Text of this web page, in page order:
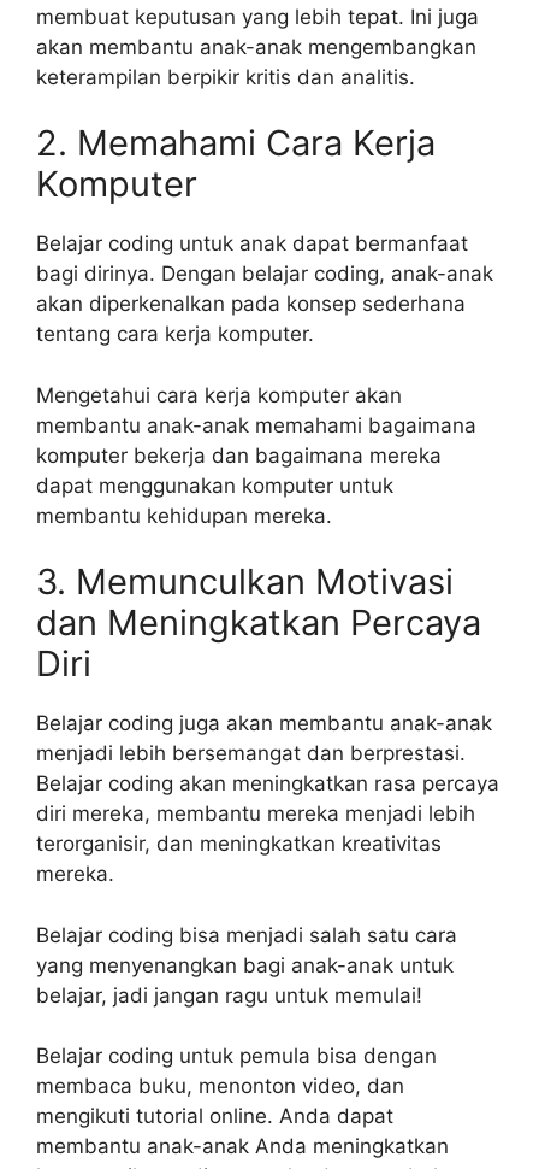
membuat keputusan yang lebih tepat. Ini juga
akan membantu anak-anak mengembangkan
keterampilan berpikir kritis dan analitis.
2. Memahami Cara Kerja
Komputer
Belajar coding untuk anak dapat bermanfaat
bagi dirinya. Dengan belajar coding, anak-anak
akan diperkenalkan pada konsep sederhana
tentang cara kerja komputer.
Mengetahui cara kerja komputer akan
membantu anak-anak memahami bagaimana
komputer bekerja dan bagaimana mereka
dapat menggunakan komputer untuk
membantu kehidupan mereka.
3. Memunculkan Motivasi
dan Meningkatkan Percaya
Diri
Belajar coding juga akan membantu anak-anak
menjadi lebih bersemangat dan berprestasi.
Belajar coding akan meningkatkan rasa percaya
diri mereka, membantu mereka menjadi lebih
terorganisir, dan meningkatkan kreativitas
mereka.
Belajar coding bisa menjadi salah satu cara
yang menyenangkan bagi anak-anak untuk
belajar, jadi jangan ragu untuk memulai!
Belajar coding untuk pemula bisa dengan
membaca buku, menonton video, dan
mengikuti tutorial online. Anda dapat
membantu anak-anak Anda meningkatkan